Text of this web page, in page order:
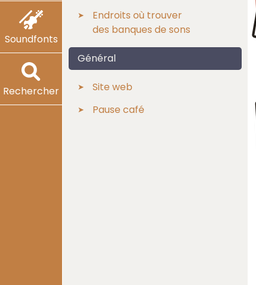
Soundfonts
Rechercher
Endroits où trouver
des banques de sons
Général
Site web
Pause café